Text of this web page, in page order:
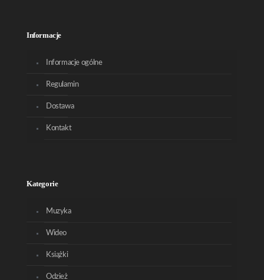
Informacje
Informacje ogólne
Regulamin
Dostawa
Kontakt
Kategorie
Muzyka
Wideo
Książki
Odzież